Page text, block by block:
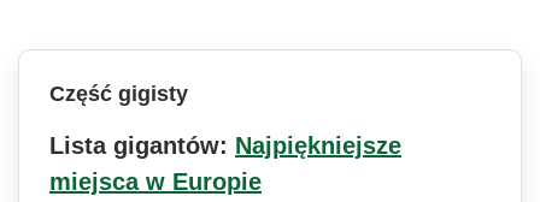
Część gigisty
Lista gigantów: Najpiękniejsze
miejsca w Europie